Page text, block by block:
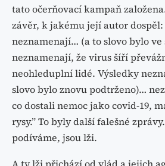
tato očerňovací kampaň
závěr, k jakému její autor dospěl:
neznamenají… (a to slovo bylo
neznamenají, že virus šíří
neohleduplní lidé. Výsledky
slovo bylo znovu podtrženo)…
co dostali nemoc jako covid-19,
rysy.” To byly další falešné
podíváme, jsou lži.